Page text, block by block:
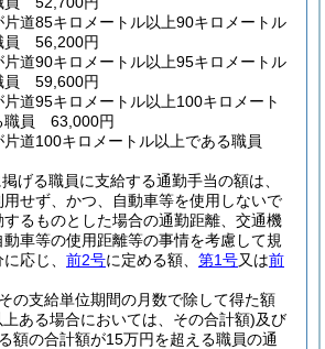
片道85キロメートル以上90キロメートル
員 56,200円
片道90キロメートル以上95キロメートル
員 59,600円
道95キロメートル以上100キロメート
職員 63,000円
片道100キロメートル以上である職員
げる職員に支給する通勤手当の額は、
せず、かつ、自動車等を使用しないで
るものとした場合の通勤距離、交通機
車等の使用距離等の事情を考慮して規
応じ、 前2号に定める額、 第1号又は前
の支給単位期間の月数で除して得た額
ある場合においては、その合計額)及び
額の合計額が15万円を超える職員の通